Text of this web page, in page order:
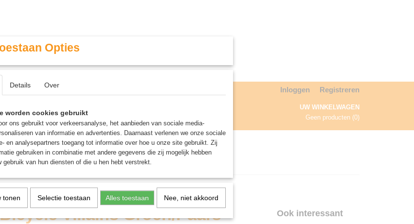
& Openingstijden Inloggen Registreren
UW WINKELWAGEN
Geen producten (0)
GAMING ROLE PLAYING GAMES AGENDA
- Speelkaarten
Bicycle Villains Groen/Paars -
Ook interessant
Opties
Details Over
worden cookies gebruikt
ons gebruikt voor verkeersanalyse, het aanbieden van sociale media-
van informatie en advertenties. Daarnaast verlenen we onze sociale
en analysepartners toegang tot informatie over hoe u onze site gebruikt. Zij
gebruiken in combinatie met andere gegevens die zij mogelijk hebben
gebruik van hun diensten of die u hen hebt verstrekt.
tonen Selectie toestaan Alles toestaan Nee, niet akkoord